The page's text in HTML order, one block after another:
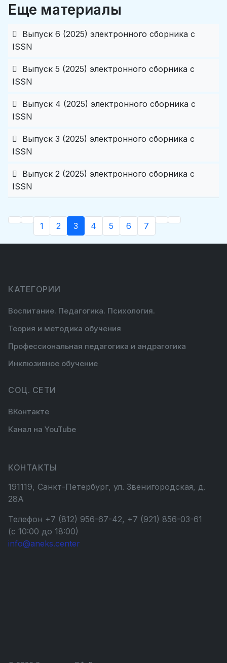
Еще материалы
Выпуск 6 (2025) электронного сборника c
ISSN
Выпуск 5 (2025) электронного сборника c
ISSN
Выпуск 4 (2025) электронного сборника c
ISSN
Выпуск 3 (2025) электронного сборника c
ISSN
Выпуск 2 (2025) электронного сборника c
ISSN
1 2 3 4 5 6 7
КАТЕГОРИИ
Воспитание. Педагогика. Психология.
Теория и методика обучения
Профессиональная педагогика и андрагогика
Инклюзивное обучение
СОЦ. СЕТИ
ВКонтакте
Канал на YouTube
КОНТАКТЫ
191119, Санкт-Петербург, ул. Звенигородская, д.
28А
Телефон +7 (812) 956-67-42, +7 (921) 856-03-61
(с 10:00 до 18:00)
info@aneks.center